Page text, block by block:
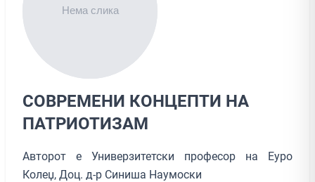
СОВРЕМЕНИ КОНЦЕПТИ НА
ПАТРИОТИЗАМ
Авторот е Универзитетски професор на Еуро
Колеџ, Доц. д-р Синиша Наумоски